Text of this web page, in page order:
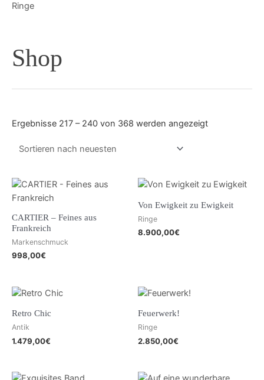
Ringe
Shop
Ergebnisse 217 – 240 von 368 werden angezeigtNach
CARTIER – Feines aus
Frankreich
Markenschmuck
998,00€
Von Ewigkeit zu Ewigkeit
Ringe
8.900,00€
Retro Chic
Antik
1.479,00€
Feuerwerk!
Ringe
2.850,00€